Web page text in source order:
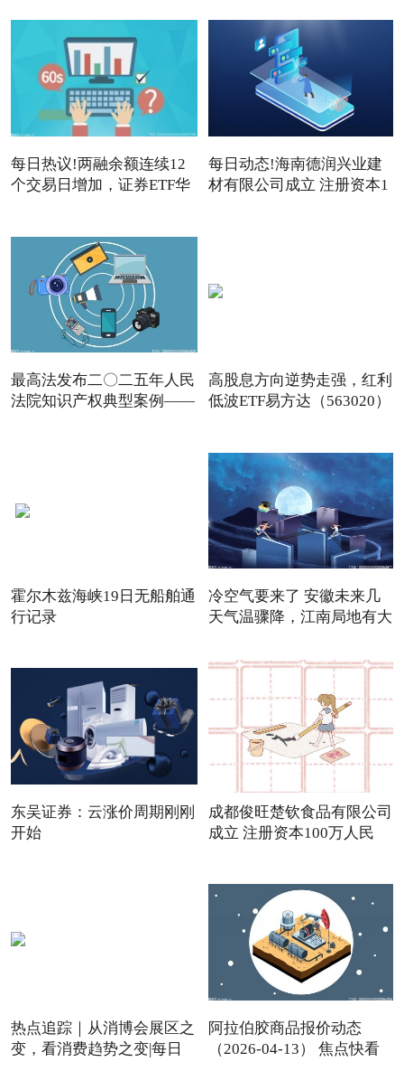
每日热议!两融余额连续12
个交易日增加，证券ETF华
每日动态!海南德润兴业建
材有限公司成立 注册资本1
最高法发布二〇二五年人民
法院知识产权典型案例——
高股息方向逆势走强，红利
低波ETF易方达（563020）
霍尔木兹海峡19日无船舶通
行记录
冷空气要来了 安徽未来几
天气温骤降，江南局地有大
东吴证券：云涨价周期刚刚
开始
成都俊旺楚钦食品有限公司
成立 注册资本100万人民
热点追踪｜从消博会展区之
变，看消费趋势之变|每日
阿拉伯胶商品报价动态
（2026-04-13） 焦点快看